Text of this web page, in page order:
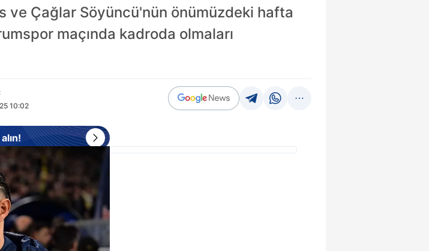
ve Çağlar Söyüncü'nün önümüzdeki hafta
maçında kadroda olmaları
10:02